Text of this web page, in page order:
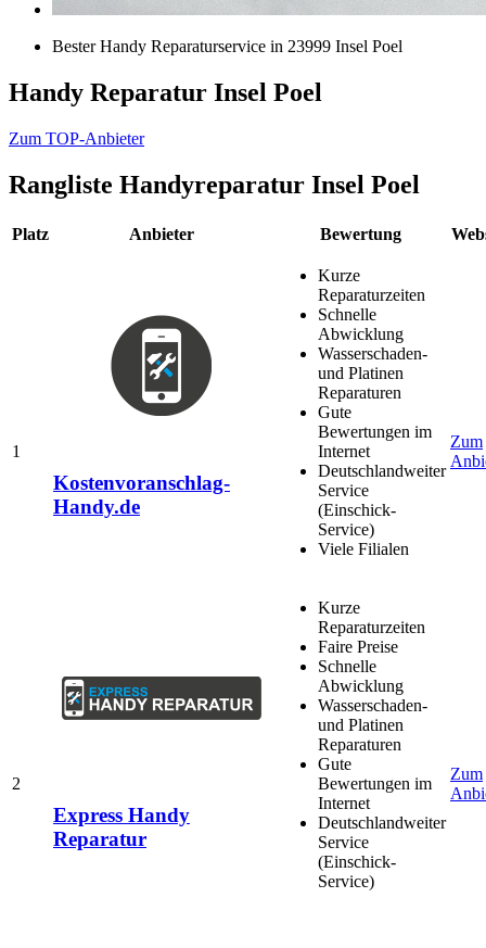
Bester Handy Reparaturservice in 23999 Insel Poel
Handy Reparatur Insel Poel
Zum TOP-Anbieter
Rangliste Handyreparatur Insel Poel
Platz Anbieter Bewertung
1
Kostenvoranschlag-
Handy.de
Kurze
Reparaturzeiten
Schnelle
Abwicklung
Wasserschaden-
und Platinen
Reparaturen
Gute
Bewertungen im
Internet
Deutschlandweiter
Service
(Einschick-
Service)
Viele Filialen
Zum
2
Express Handy
Reparatur
Kurze
Reparaturzeiten
Faire Preise
Schnelle
Abwicklung
Wasserschaden-
und Platinen
Reparaturen
Gute
Bewertungen im
Internet
Deutschlandweiter
Service
(Einschick-
Service)
Zum